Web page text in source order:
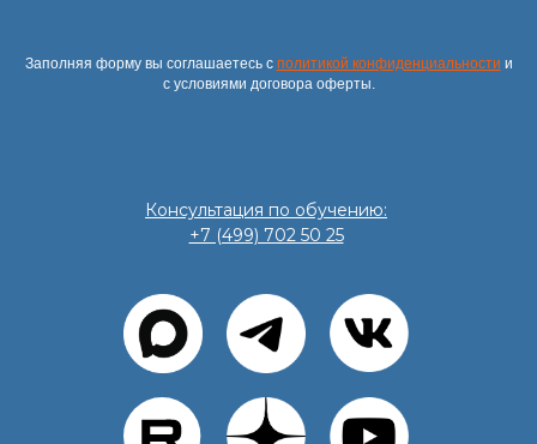
Заполняя форму вы соглашаетесь с политикой конфиденциальности и
с условиями договора оферты.
Консультация по обучению:
+7 (499) 702 50 25